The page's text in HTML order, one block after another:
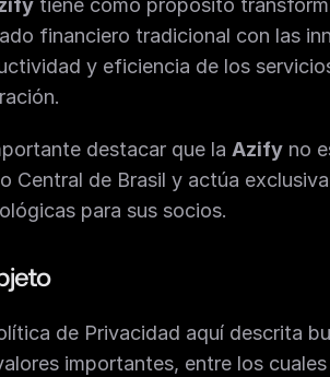
tiene como propósito
financiero tradicional con las
y eficiencia de los
destacar que la Azify no
Central de Brasil y actúa
para sus socios.
de Privacidad aquí descrita
importantes, entre los